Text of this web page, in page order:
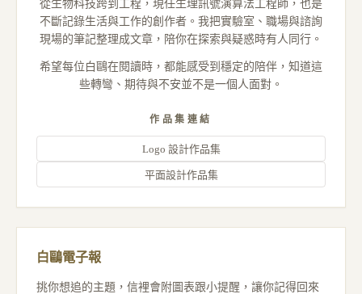
從生物科技跨到工程，現任生理訊號演算法工程師，也是
不斷記錄生活與工作的創作者。我把實驗室、職場與諮詢
現場的筆記整理成文章，陪你在探索與疑惑時有人同行。
希望每位白鷗在閱讀時，都能感受到穩定的陪伴，知道這
些轉彎、期待與不安並不是一個人面對。
作品集連結
Logo 設計作品集
平面設計作品集
白鷗電子報
挑你想追的主題，信裡會附圖表跟小提醒，讓你記得回來